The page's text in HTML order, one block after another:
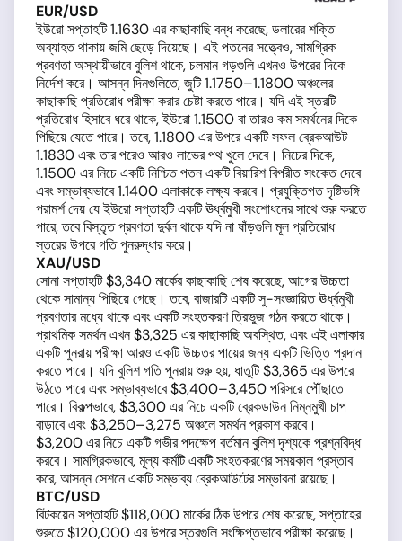
EUR/USD
ইউরো সপ্তাহটি 1.1630 এর কাছাকাছি বন্ধ করেছে, ডলারের শক্তি
অব্যাহত থাকায় জমি ছেড়ে দিয়েছে। এই পতনের সত্ত্বেও, সামগ্রিক
প্রবণতা অস্থায়ীভাবে বুলিশ থাকে, চলমান গড়গুলি এখনও উপরের দিকে
নির্দেশ করে। আসন্ন দিনগুলিতে, জুটি 1.1750–1.1800 অঞ্চলের
কাছাকাছি প্রতিরোধ পরীক্ষা করার চেষ্টা করতে পারে। যদি এই স্তরটি
প্রতিরোধ হিসাবে ধরে থাকে, ইউরো 1.1500 বা তারও কম সমর্থনের দিকে
পিছিয়ে যেতে পারে। তবে, 1.1800 এর উপরে একটি সফল ব্রেকআউট
1.1830 এবং তার পরেও আরও লাভের পথ খুলে দেবে। নিচের দিকে,
1.1500 এর নিচে একটি নিশ্চিত পতন একটি বিয়ারিশ বিপরীত সংকেত দেবে
এবং সম্ভাব্যভাবে 1.1400 এলাকাকে লক্ষ্য করবে। প্রযুক্তিগত দৃষ্টিভঙ্গি
পরামর্শ দেয় যে ইউরো সপ্তাহটি একটি ঊর্ধ্বমুখী সংশোধনের সাথে শুরু করতে
পারে, তবে বিস্তৃত প্রবণতা দুর্বল থাকে যদি না ষাঁড়গুলি মূল প্রতিরোধ
স্তরের উপরে গতি পুনরুদ্ধার করে।
XAU/USD
সোনা সপ্তাহটি $3,340 মার্কের কাছাকাছি শেষ করেছে, আগের উচ্চতা
থেকে সামান্য পিছিয়ে গেছে। তবে, বাজারটি একটি সু-সংজ্ঞায়িত ঊর্ধ্বমুখী
প্রবণতার মধ্যে থাকে এবং একটি সংহতকরণ ত্রিভুজ গঠন করতে থাকে।
প্রাথমিক সমর্থন এখন $3,325 এর কাছাকাছি অবস্থিত, এবং এই এলাকার
একটি পুনরায় পরীক্ষা আরও একটি উচ্চতর পায়ের জন্য একটি ভিত্তি প্রদান
করতে পারে। যদি বুলিশ গতি পুনরায় শুরু হয়, ধাতুটি $3,365 এর উপরে
উঠতে পারে এবং সম্ভাব্যভাবে $3,400–3,450 পরিসরে পৌঁছাতে
পারে। বিকল্পভাবে, $3,300 এর নিচে একটি ব্রেকডাউন নিম্নমুখী চাপ
বাড়াবে এবং $3,250–3,275 অঞ্চলে সমর্থন প্রকাশ করবে।
$3,200 এর নিচে একটি গভীর পদক্ষেপ বর্তমান বুলিশ দৃশ্যকে প্রশ্নবিদ্ধ
করবে। সামগ্রিকভাবে, মূল্য কর্মটি একটি সংহতকরণের সময়কাল প্রস্তাব
করে, আসন্ন সেশনে একটি সম্ভাব্য ব্রেকআউটের সম্ভাবনা রয়েছে।
BTC/USD
বিটকয়েন সপ্তাহটি $118,000 মার্কের ঠিক উপরে শেষ করেছে, সপ্তাহের
শুরুতে $120,000 এর উপরে স্তরগুলি সংক্ষিপ্তভাবে পরীক্ষা করেছে।